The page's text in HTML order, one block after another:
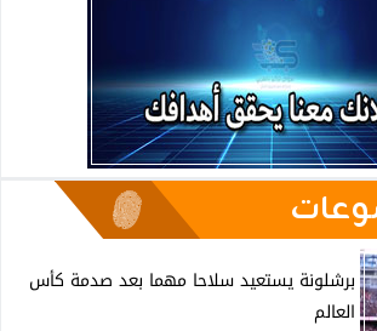
برشلونة يستعيد سلاحا مهما بعد صدمة كأس
العالم